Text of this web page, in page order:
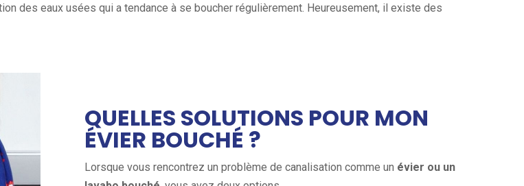
des eaux usées qui a tendance à se boucher régulièrement. Heureusement, il existe des
QUELLES SOLUTIONS POUR MON
ÉVIER BOUCHÉ ?
Lorsque vous rencontrez un problème de canalisation comme un évier ou un